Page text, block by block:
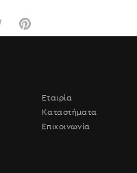
Εταιρία
Καταστήματα
Επικοινωνία